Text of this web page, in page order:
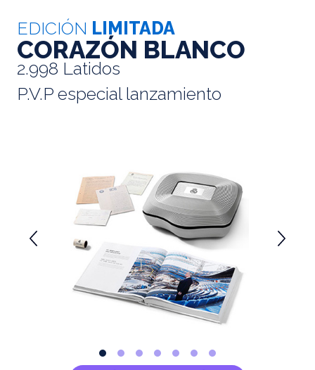
EDICIÓN LIMITADA
CORAZÓN BLANCO
2.998 Latidos
P.V.P especial lanzamiento